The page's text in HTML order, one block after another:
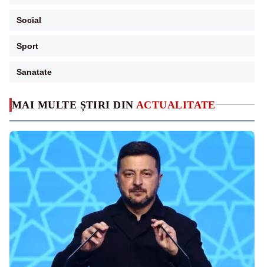
MAI MULTE ȘTIRI DIN ACTUALITATE
Social
Sport
Sanatate